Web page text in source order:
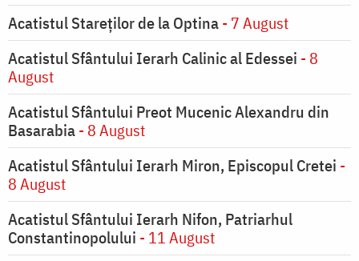
Acatistul Stareţilor de la Optina- 7 August
Acatistul Sfântului Ierarh Calinic al Edessei - 8
August
Acatistul Sfântului Preot Mucenic Alexandru din
Basarabia- 8 August
Acatistul Sfântului Ierarh Miron, Episcopul Cretei -
8 August
Acatistul Sfântului Ierarh Nifon, Patriarhul
Constantinopolului - 11 August